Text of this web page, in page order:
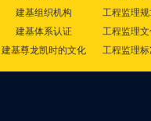
建基组织机构
建基体系认证
建基尊龙凯时的文化
工程监理规
工程监理文
工程监理标